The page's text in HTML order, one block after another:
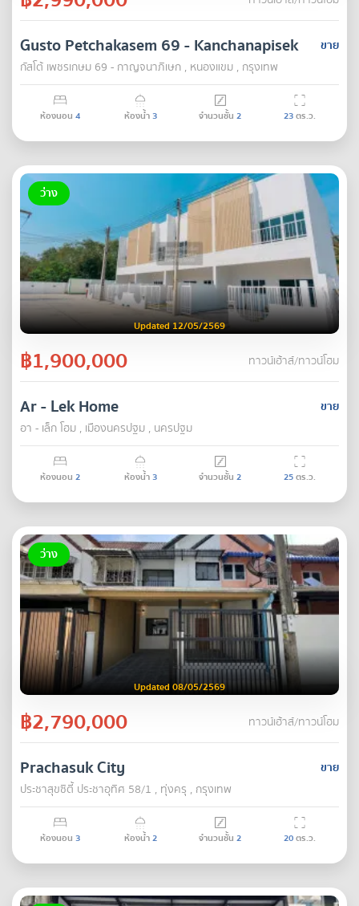
ขาย
Gusto Petchakasem 69 - Kanchanapisek
กัสโต้ เพชรเกษม 69 - กาญจนาภิเษก , หนองแขม , กรุงเทพ
ห้องนอน 4 ห้องน้ำ3 จำนวนชั้น 2 23ตร.ว.
ว่าง
Updated 12/05/2569
฿1,900,000 ทาวน์เฮ้าส์/ทาวน์โฮม
ขาย
Ar - Lek Home
อา - เล็ก โฮม , เมืองนครปฐม , นครปฐม
ห้องนอน 2 ห้องน้ำ3 จำนวนชั้น 2 25ตร.ว.
ว่าง
Updated 08/05/2569
฿2,790,000 ทาวน์เฮ้าส์/ทาวน์โฮม
ขาย
Prachasuk City
ประชาสุขซิตี้ ประชาอุทิศ 58/1 , ทุ่งครุ , กรุงเทพ
ห้องนอน 3 ห้องน้ำ2 จำนวนชั้น 2 20ตร.ว.